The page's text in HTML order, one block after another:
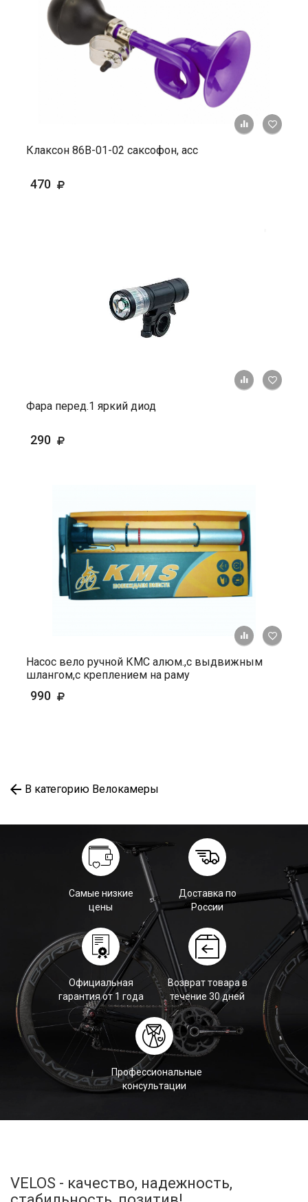
+ К
Клаксон 86В-01-02 саксофон, асс
470
+ К
Фара перед.1 яркий диод
290
+ К
Насос вело ручной КМС алюм.,с выдвижным
шлангом,с креплением на раму
990
В категорию Велокамеры
Самые низкие
цены
Доставка по
России
Официальная
гарантия от 1 года
Возврат товара в
течение 30 дней
Профессиональные
консультации
VELOS - качество, надежность,